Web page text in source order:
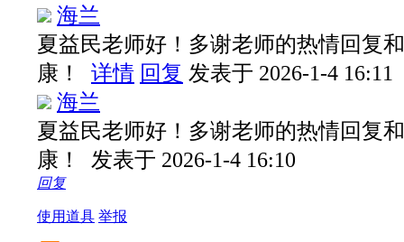
海兰
夏益民老师好！多谢老师的热情回复
康！ 详情 回复 发表于 2026-1-4 16:11
海兰
夏益民老师好！多谢老师的热情回复
康！ 发表于 2026-1-4 16:10
回复
使用道具 举报